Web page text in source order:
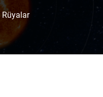
Rüyalar